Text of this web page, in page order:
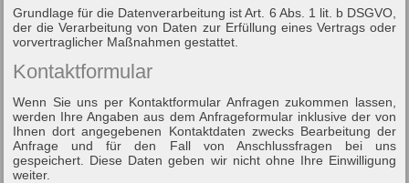
Grundlage für die Datenverarbeitung ist Art. 6 Abs. 1 lit. b DSGVO,
der die Verarbeitung von Daten zur Erfüllung eines Vertrags oder
vorvertraglicher Maßnahmen gestattet.
Kontaktformular
Wenn Sie uns per Kontaktformular Anfragen zukommen lassen,
werden Ihre Angaben aus dem Anfrageformular inklusive der von
Ihnen dort angegebenen Kontaktdaten zwecks Bearbeitung der
Anfrage und für den Fall von Anschlussfragen bei uns
gespeichert. Diese Daten geben wir nicht ohne Ihre Einwilligung
weiter.